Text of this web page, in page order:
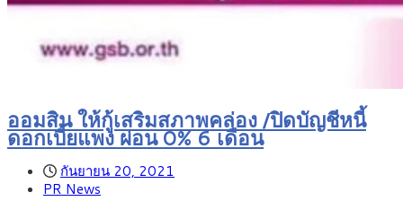
ออมสิน ให้กู้เสริมสภาพคล่อง /ปิดบัญชีหนี้
ดอกเบี้ยแพง ผ่อน 0% 6 เดือน
กันยายน 20, 2021
PR News